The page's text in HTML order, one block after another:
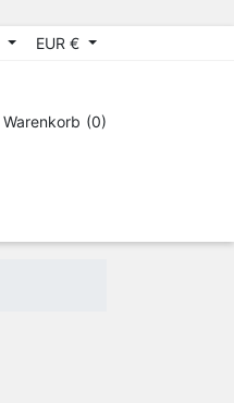
EUR €
Warenkorb (0)